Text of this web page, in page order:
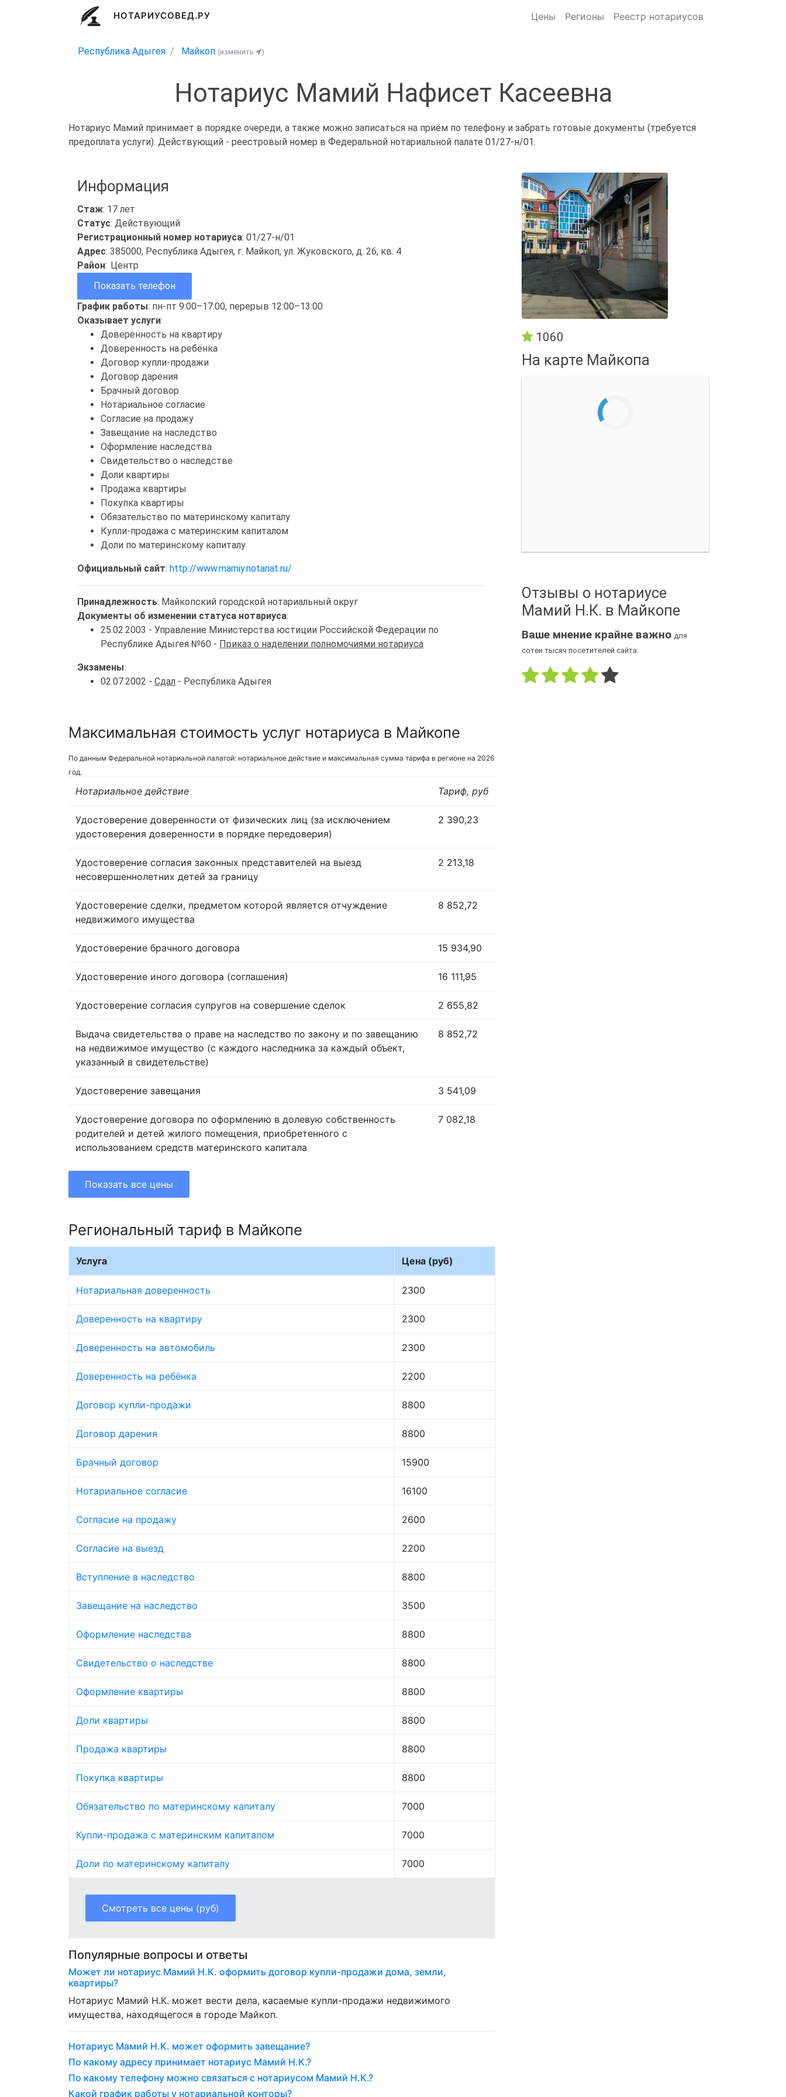
НОТАРИУСОВЕД.РУ Цены Регионы Реестр нотариусов
Республика Адыгея Майкоп (изменить )
Нотариус Мамий Нафисет Касеевна
Нотариус Мамий принимает в порядке очереди, а также можно записаться на приём по телефону и забрать готовые документы (требуется
предоплата услуги). Действующий - реестровый номер в Федеральной нотариальной палате 01/27-н/01.
Информация
Стаж: 17 лет
Статус: Действующий
Регистрационный номер нотариуса: 01/27-н/01
Адрес: 385000, Республика Адыгея, г. Майкоп, ул. Жуковского, д. 26, кв. 4
Район: Центр
Показать телефон
График работы: пн-пт 9:00–17:00, перерыв 12:00–13:00
Оказывает услуги:
Доверенность на квартиру
Доверенность на ребёнка
Договор купли-продажи
Договор дарения
Брачный договор
Нотариальное согласие
Согласие на продажу
Завещание на наследство
Оформление наследства
Свидетельство о наследстве
Доли квартиры
Продажа квартиры
Покупка квартиры
Обязательство по материнскому капиталу
Купли-продажа с материнским капиталом
Доли по материнскому капиталу
Официальный сайт: http://www.mamiy.notariat.ru/
Принадлежность: Майкопский городской нотариальный округ
Документы об изменении статуса нотариуса:
25.02.2003 - Управление Министерства юстиции Российской Федерации по
Республике Адыгея №60 - Приказ о наделении полномочиями нотариуса
Экзамены:
02.07.2002 - Сдал - Республика Адыгея
Максимальная стоимость услуг нотариуса в Майкопе
По данным Федеральной нотариальной палатой: нотариальное действие и максимальная сумма тарифа в регионе на 2026
год.
Нотариальное действие Тариф, руб
Удостоверение доверенности от физических лиц (за исключением
удостоверения доверенности в порядке передоверия)
2 390,23
Удостоверение согласия законных представителей на выезд
несовершеннолетних детей за границу
2 213,18
Удостоверение сделки, предметом которой является отчуждение
недвижимого имущества
8 852,72
Удостоверение брачного договора 15 934,90
Удостоверение иного договора (соглашения) 16 111,95
Удостоверение согласия супругов на совершение сделок 2 655,82
Выдача свидетельства о праве на наследство по закону и по завещанию
на недвижимое имущество (с каждого наследника за каждый объект,
указанный в свидетельстве)
8 852,72
Удостоверение завещания 3 541,09
Удостоверение договора по оформлению в долевую собственность
родителей и детей жилого помещения, приобретенного с
использованием средств материнского капитала
7 082,18
Показать все цены
Региональный тариф в Майкопе
Услуга Цена (руб)
Нотариальная доверенность 2300
Доверенность на квартиру 2300
Доверенность на автомобиль 2300
Доверенность на ребёнка 2200
Договор купли-продажи 8800
Договор дарения 8800
Брачный договор 15900
Нотариальное согласие 16100
Согласие на продажу 2600
Согласие на выезд 2200
Вступление в наследство 8800
Завещание на наследство 3500
Оформление наследства 8800
Свидетельство о наследстве 8800
Оформление квартиры 8800
Доли квартиры 8800
Продажа квартиры 8800
Покупка квартиры 8800
Обязательство по материнскому капиталу 7000
Купли-продажа с материнским капиталом 7000
Доли по материнскому капиталу 7000
Смотреть все цены (руб)
Популярные вопросы и ответы
Может ли нотариус Мамий Н.К. оформить договор купли-продажи дома, земли,
квартиры?
Нотариус Мамий Н.К. может вести дела, касаемые купли-продажи недвижимого
имущества, находящегося в городе Майкоп.
Нотариус Мамий Н.К. может оформить завещание?
По какому адресу принимает нотариус Мамий Н.К.?
По какому телефону можно связаться с нотариусом Мамий Н.К.?
Какой график работы у нотариальной конторы?
1060
На карте Майкопа
Отзывы о нотариусе
Мамий Н.К. в Майкопе
Ваше мнение крайне важно для
сотен тысяч посетителей сайта.